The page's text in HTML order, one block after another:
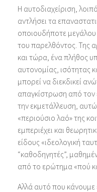
Η αυτοδιαχείριση,
αντλήσει τα
οποιουδήποτε
του παρελθόντος. Της
και τώρα, ένα πλήθος
αυτονομίας, ισότητας
μπορεί να διεκδικεί
απαγκίστρωση από τον
την εκμετάλλευση,
«περιούσιο λαό» της
εμπεριέχει και
είδους «ιδεολογική
“καθοδηγητές”,
από το ερώτημα «πού
Αλλά αυτό που κάνουμε